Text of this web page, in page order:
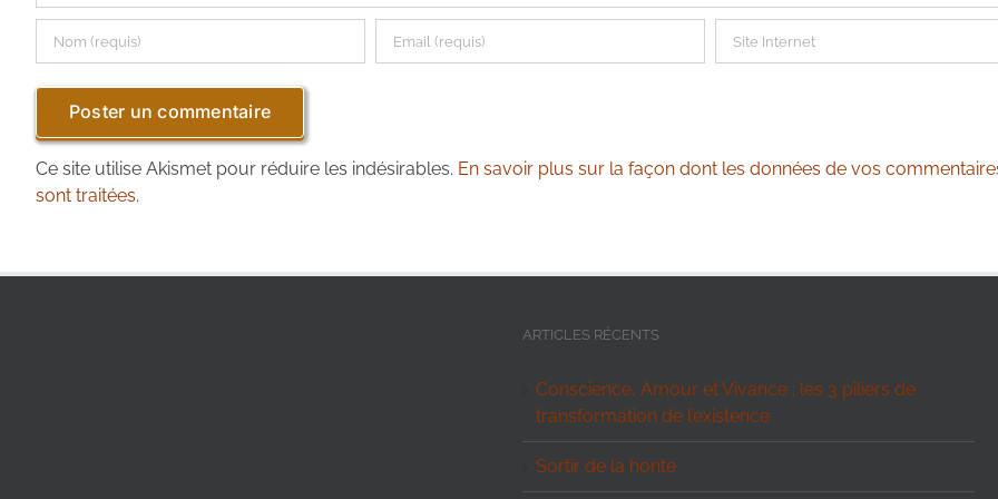
Ce site utilise Akismet pour réduire les indésirables. En savoir plus sur la façon dont les données de vos
sont traitées.
ARTICLES RÉCENTS
Conscience, Amour et Vivance : les 3 piliers de
transformation de l’existence
Sortir de la honte